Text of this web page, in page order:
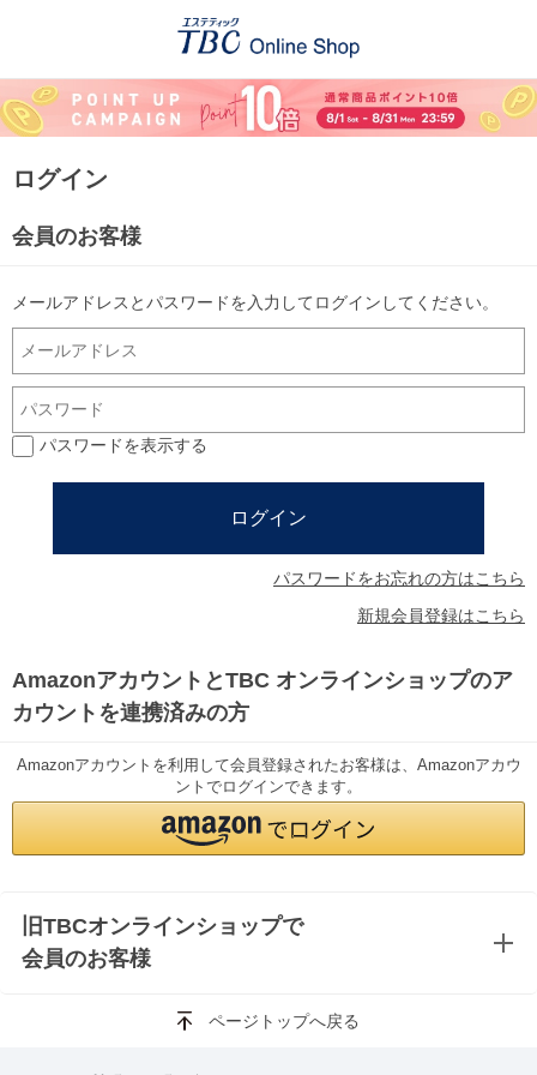
ログイン
会員のお客様
メールアドレスとパスワードを入力してログインしてください。
パスワードを表示する
パスワードをお忘れの方はこちら
新規会員登録はこちら
AmazonアカウントとTBC オンラインショップのア
カウントを連携済みの方
Amazonアカウントを利用して会員登録されたお客様は、Amazonアカウ
ントでログインできます。
旧TBCオンラインショップで
会員のお客様
ページトップへ戻る